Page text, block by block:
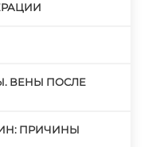
ВЕНЫ ПОСЛЕ
ПРИЧИНЫ